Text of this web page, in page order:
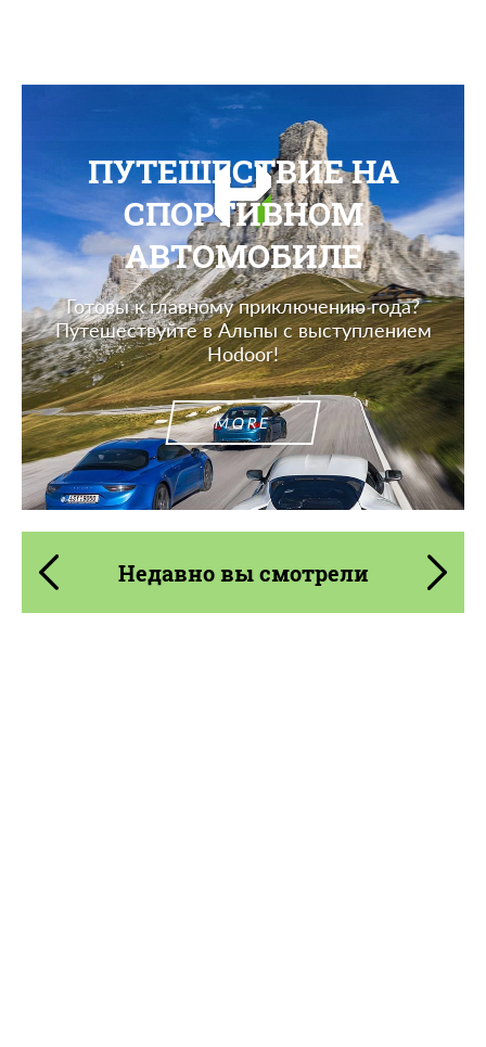
ПУТЕШЕСТВИЕ НА
СПОРТИВНОМ
АВТОМОБИЛЕ
Готовы к главному приключению года?
Путешествуйте в Альпы с выступлением
Hodoor!
MORE
Недавно вы смотрели